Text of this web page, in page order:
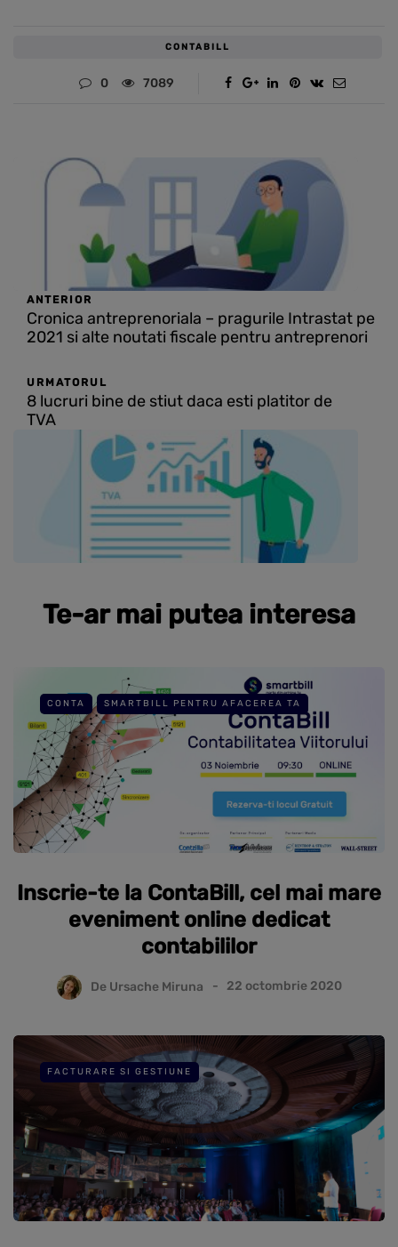
CONTABILL
0 7089
ANTERIOR
Cronica antreprenoriala – pragurile Intrastat pe
2021 si alte noutati fiscale pentru antreprenori
URMATORUL
8 lucruri bine de stiut daca esti platitor de
TVA
Te-ar mai putea interesa
CONTA SMARTBILL PENTRU AFACEREA TA
Inscrie-te la ContaBill, cel mai mare
eveniment online dedicat
contabililor
De Ursache Miruna 22 octombrie 2020
FACTURARE SI GESTIUNE